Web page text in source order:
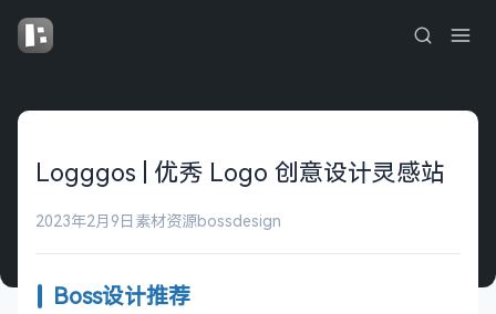
Logggos | 优秀 Logo 创意设计灵感站
2023年2月9日 素材资源bossdesign
Boss设计推荐